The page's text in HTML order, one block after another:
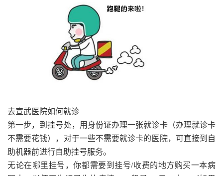
去宣武医院如何就诊
第一步，到挂号处，用身份证办理一张就诊卡（办理就诊卡
不需要花钱），对于一些不需要就诊卡的医院，可直接到自
助机器前进行自助挂号服务。
无论在哪里挂号，你都需要到挂号/收费的地方购买一本病